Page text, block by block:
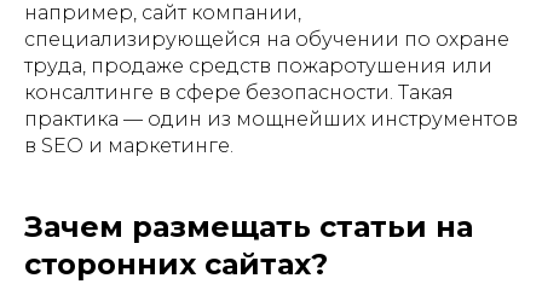
например, сайт компании,
специализирующейся на обучении по охране
труда, продаже средств пожаротушения или
консалтинге в сфере безопасности. Такая
практика — один из мощнейших инструментов
в SEO и маркетинге.
Зачем размещать статьи на
сторонних сайтах?